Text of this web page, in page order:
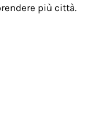
più città.